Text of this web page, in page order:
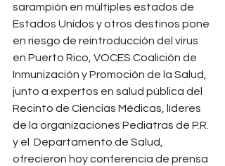
sarampión en múltiples estados de
Estados Unidos y otros destinos pone
en riesgo de reintroducción del virus
en Puerto Rico, VOCES Coalición de
Inmunización y Promoción de la Salud,
junto a expertos en salud pública del
Recinto de Ciencias Médicas, líderes
de la organizaciones Pediatras de P.R.
y el  Departamento de Salud,
ofrecieron hoy conferencia de prensa